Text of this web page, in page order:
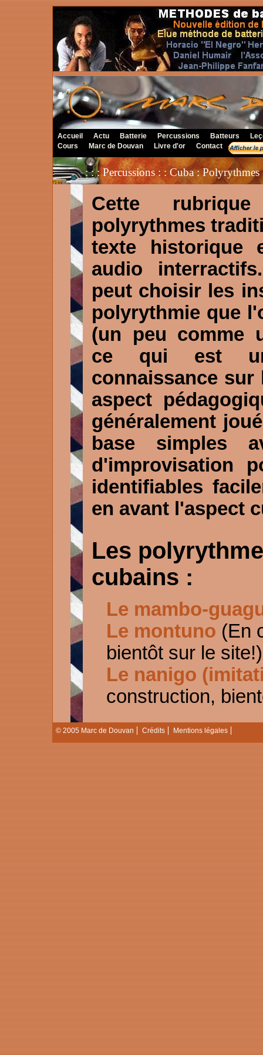
Accueil Actu Batterie Percussions Batteurs
Cours
Marc de Douvan Livre d'or Contact
: : : Percussions : : Cuba : Polyrythmes
Cette
polyrythmes
texte historique
audio
peut choisir les
polyrythmie que
(un peu comme
ce qui est
connaissance sur
aspect
généralement
base simples
d'improvisation
identifiables
en avant l'aspect
Les
cubains :
Le mambo-
Le montuno (En
bientôt sur le site!)
Le nanigo
construction,
© 2005 Marc de Douvan Crédits Mentions légales